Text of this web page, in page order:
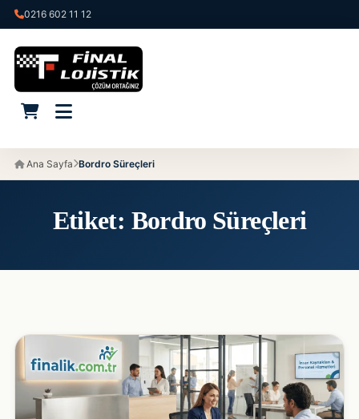
0216 602 11 12
Ana Sayfa Bordro Süreçleri
Etiket: Bordro Süreçleri